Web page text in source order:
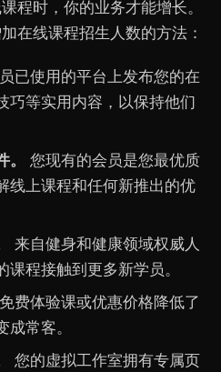
程时，你的业务才能增长。
在线课程招生人数的方法：
已使用的平台上发布您的在
巧等实用内容，以保持他们
您现有的会员是您最优质
线上课程和任何新推出的优
来自健身和健康领域权威人
程接触到更多新学员。
免费体验课或优惠价格降低了
常客。
您的虚拟工作室拥有专属页